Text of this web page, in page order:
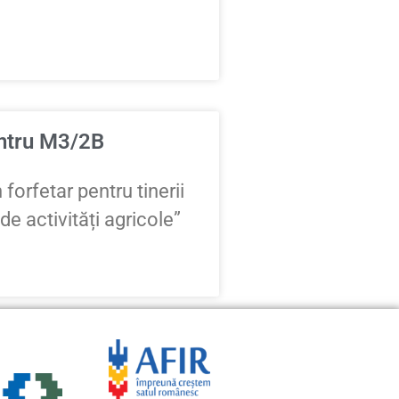
M3/2B
forfetar pentru tinerii
activități agricole”